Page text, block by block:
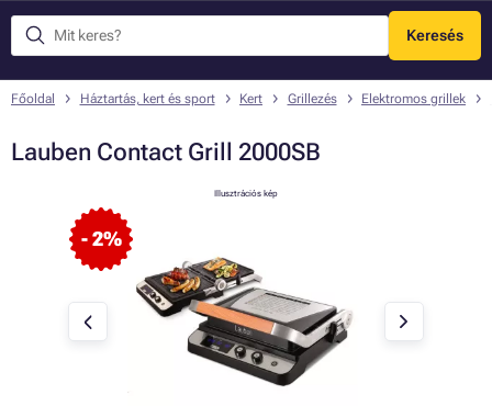
Keresés
Menü
Főoldal Háztartás, kert és sport Kert Grillezés Elektromos grillek
Lauben Contact Grill 2000SB
- 2%
Illusztrációs kép